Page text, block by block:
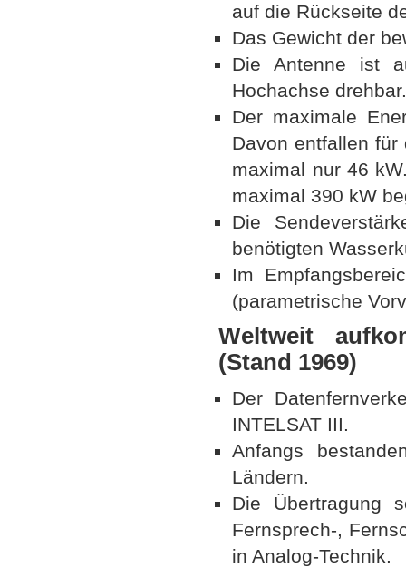
auf die Rückseite
Das Gewicht der
Die Antenne ist
Hochachse
Der maximale
Davon entfallen für
maximal nur 46
maximal 390 kW
Die
benötigten
Im
(parametrische
Weltweit
(Stand 1969)
Der
INTELSAT III.
Anfangs
Ländern.
Die Übertragung
Fernsprech-,
in Analog-Technik.